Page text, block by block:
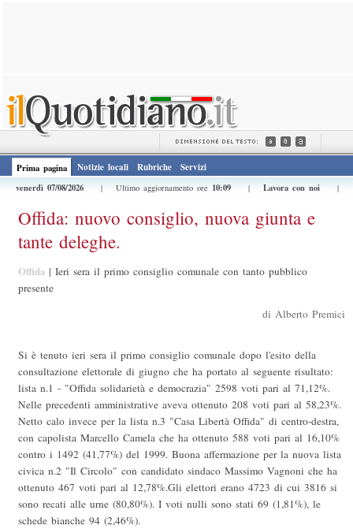
Prima pagina Notizie locali Rubriche
Servizi
venerdì 07/08/2026
| Ultimo aggiornamento ore 10:09 | Lavora con noi |
Offida: nuovo consiglio, nuova giunta e
tante deleghe.
Offida | Ieri sera il primo consiglio comunale con tanto pubblico
presente
di Alberto Premici
Si è tenuto ieri sera il primo consiglio comunale dopo l'esito della
consultazione elettorale di giugno che ha portato al seguente risultato:
lista n.1 - "Offida solidarietà e democrazia" 2598 voti pari al 71,12%.
Nelle precedenti amministrative aveva ottenuto 208 voti pari al 58,23%.
Netto calo invece per la lista n.3 "Casa Libertà Offida" di centro-destra,
con capolista Marcello Camela che ha ottenuto 588 voti pari al 16,10%
contro i 1492 (41,77%) del 1999. Buona affermazione per la nuova lista
civica n.2 "Il Circolo" con candidato sindaco Massimo Vagnoni che ha
ottenuto 467 voti pari al 12,78%.Gli elettori erano 4723 di cui 3816 si
sono recati alle urne (80,80%). I voti nulli sono stati 69 (1,81%), le
schede bianche 94 (2,46%).